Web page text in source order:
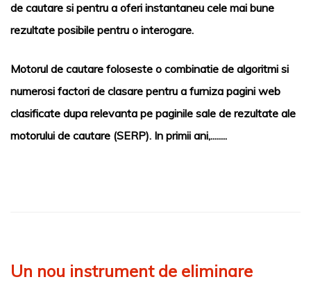
de cautare si pentru a oferi instantaneu cele mai bune
rezultate posibile pentru o interogare.
Motorul de cautare foloseste o combinatie de algoritmi si
numerosi factori de clasare pentru a furniza pagini web
clasificate dupa relevanta pe paginile sale de rezultate ale
motorului de cautare (SERP). In primii ani,........
Un nou instrument de eliminare